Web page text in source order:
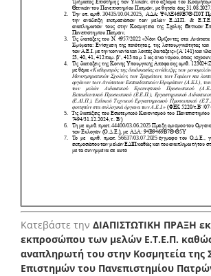
Κατεβάστε την ΔΙΑΠΙΣΤΩΤΙΚΗ ΠΡΑΞΗ
εκπροσώπου των μελών Ε.Τ.Ε.Π.
αναπληρωτή του στην Κοσμητεία της
Επιστημών του Πανεπιστημίου